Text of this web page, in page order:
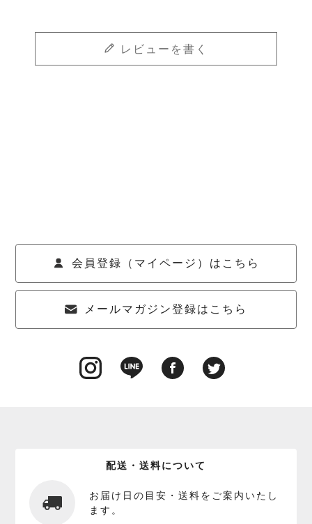
レビューを書く
会員登録（マイページ）はこちら
メールマガジン登録はこちら
配送・送料について
お届け日の目安・送料をご案内いたし
ます。